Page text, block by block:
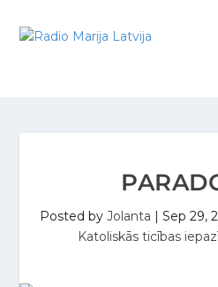
Posted by Jolanta | Sep 29,
Katoliskās ticības